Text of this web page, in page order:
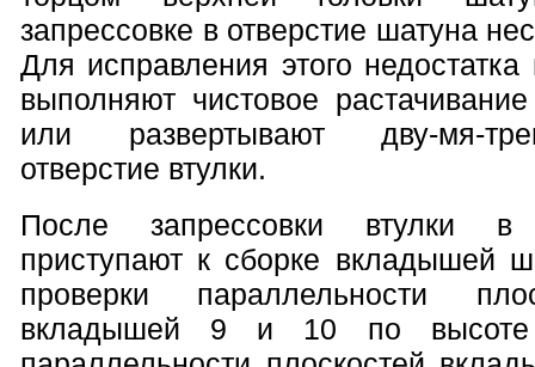
запрессовке в отверстие шатуна
Для исправления этого недостатка
выполняют чистовое
или развертывают дву-мя-
отверстие втулки.
После запрессовки втулки в
приступают к сборке вкладышей
проверки параллельности
вкладышей 9 и 10 по